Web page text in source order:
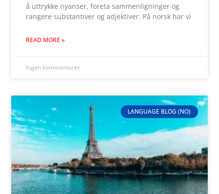
å uttrykke nyanser, foreta sammenligninger og
rangere substantiver og adjektiver. På norsk har vi
READ MORE »
Ingen kommentarer
LANGUAGE BLOG (NO)